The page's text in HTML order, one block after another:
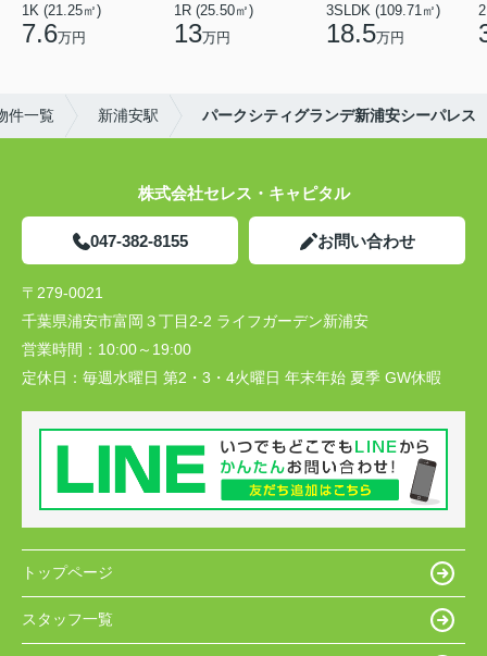
1K (21.25㎡)
7.6万円
1R (25.50㎡)
13万円
3SLDK (109.71㎡)
18.5万円
件一覧 新浦安駅 パークシティグランデ新浦安シーパレス
株式会社セレス・キャピタル
047-382-8155 お問い合わせ
〒279-0021
千葉県浦安市富岡３丁目2-2 ライフガーデン新浦安
営業時間： 10:00～19:00
定休日： 毎週水曜日 第2・3・4火曜日 年末年始 夏季 GW休暇
トップページ
スタッフ一覧